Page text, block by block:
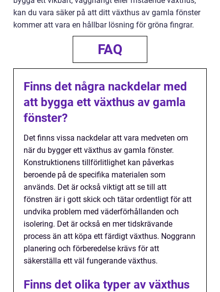
kan du vara säker på att ditt växthus av gamla fönster
kommer att vara en hållbar lösning för gröna fingrar.
FAQ
Finns det några nackdelar med
att bygga ett växthus av gamla
fönster?
Det finns vissa nackdelar att vara medveten om
när du bygger ett växthus av gamla fönster.
Konstruktionens tillförlitlighet kan påverkas
beroende på de specifika materialen som
används. Det är också viktigt att se till att
fönstren är i gott skick och tätar ordentligt för att
undvika problem med väderförhållanden och
isolering. Det är också en mer tidskrävande
process än att köpa ett färdigt växthus. Noggrann
planering och förberedelse krävs för att
säkerställa ett väl fungerande växthus.
Finns det olika typer av växthus